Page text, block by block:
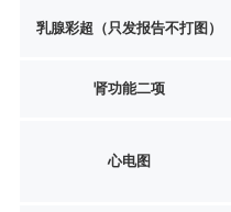
乳腺彩超（只发报告不打图）
肾功能二项
心电图